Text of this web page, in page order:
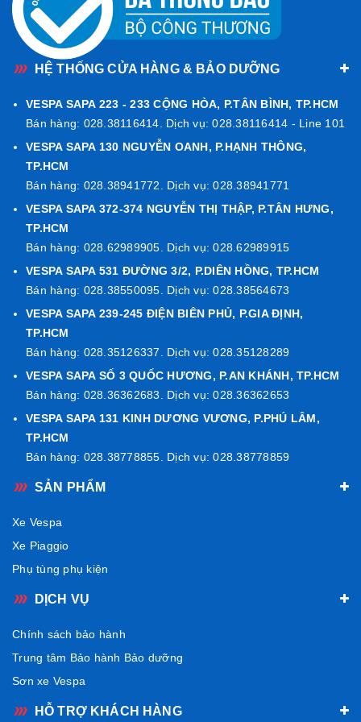
NHỮNG THIẾT KẾ ĐIỂM NHẤN ĐẶC BIỆT TRÊN
GTS300 LIVREA
Với rất nhiều sự thay đổi thiết kế trên GTS300 Livrea với
toàn, Logo biểu tượng Vespa 80Th, trang bị yên mới có
móc treo (Cộng với Móc treo ở cổ lái, xe có tất cả 2 vị trí
treo đồ), Sử dụng kính hậu mới và lưới tải nhiệt bên
hông dạng mới.
Đây được xem là phiên bản đặc biệt mang tính sưu tầm
HỆ THỐNG CỬA HÀNG & BẢO DƯỠNG
VESPA SAPA 223 - 233 CỘNG HÒA, P.TÂN BÌNH, TP.HCM
Bán hàng: 028.38116414. Dịch vụ: 028.38116414 - Line 101
VESPA SAPA 130 NGUYỄN OANH, P.HẠNH THÔNG,
TP.HCM
Bán hàng: 028.38941772. Dịch vụ: 028.38941771
VESPA SAPA 372-374 NGUYỄN THỊ THẬP, P.TÂN HƯNG,
TP.HCM
Bán hàng: 028.62989905. Dịch vụ: 028.62989915
VESPA SAPA 531 ĐƯỜNG 3/2, P.DIÊN HỒNG, TP.HCM
Bán hàng: 028.38550095. Dịch vụ: 028.38564673
VESPA SAPA 239-245 ĐIỆN BIÊN PHỦ, P.GIA ĐỊNH,
TP.HCM
Bán hàng: 028.35126337. Dịch vụ: 028.35128289
VESPA SAPA SỐ 3 QUỐC HƯƠNG, P.AN KHÁNH, TP.HCM
Bán hàng: 028.36362683. Dịch vụ: 028.36362653
VESPA SAPA 131 KINH DƯƠNG VƯƠNG, P.PHÚ LÂM,
TP.HCM
Bán hàng: 028.38778855. Dịch vụ: 028.38778859
SẢN PHẨM
Xe Vespa
Xe Piaggio
Phụ tùng phụ kiện
DỊCH VỤ
Chính sách bảo hành
Trung tâm Bảo hành Bảo dưỡng
Sơn xe Vespa
HỖ TRỢ KHÁCH HÀNG